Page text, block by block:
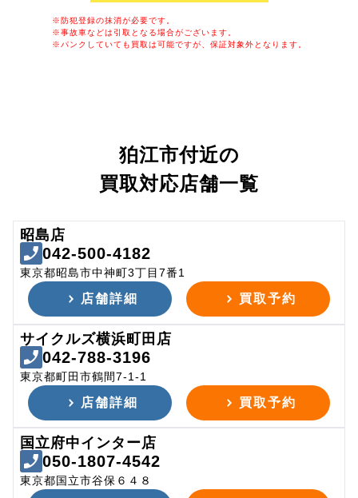
※防犯登録の抹消が必要です。
※事故車などは引取となる場合がございます。
※パンクしていても買取は可能ですが、保証対象外となります。
狛江市付近の
買取対応店舗一覧
昭島店
042-500-4182
東京都昭島市中神町3丁目7番1
店舗詳細 買取予約
サイクルズ横浜町田店
042-788-3196
東京都町田市鶴間7-1-1
店舗詳細 買取予約
国立府中インター店
050-1807-4542
東京都国立市谷保６４８